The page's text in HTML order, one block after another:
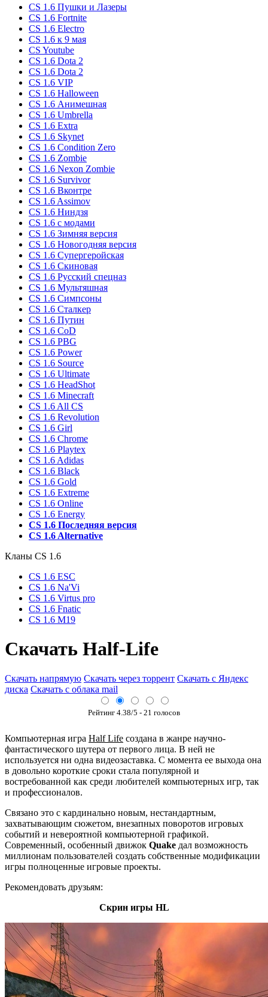
CS 1.6 Пушки и Лазеры
CS 1.6 Fortnite
CS 1.6 Electro
CS 1.6 к 9 мая
CS Youtube
CS 1.6 Dota 2
CS 1.6 Dota 2
CS 1.6 VIP
CS 1.6 Halloween
CS 1.6 Анимешная
CS 1.6 Umbrella
CS 1.6 Extra
CS 1.6 Skynet
CS 1.6 Condition Zero
CS 1.6 Zombie
CS 1.6 Nexon Zombie
CS 1.6 Survivor
CS 1.6 Вконтре
CS 1.6 Assimov
CS 1.6 Ниндзя
CS 1.6 с модами
CS 1.6 Зимняя версия
CS 1.6 Новогодняя версия
CS 1.6 Супергеройская
CS 1.6 Скиновая
CS 1.6 Русский спецназ
CS 1.6 Мультяшная
CS 1.6 Симпсоны
CS 1.6 Сталкер
CS 1.6 Путин
CS 1.6 CoD
CS 1.6 PBG
CS 1.6 Power
CS 1.6 Source
CS 1.6 Ultimate
CS 1.6 HeadShot
CS 1.6 Minecraft
CS 1.6 All CS
CS 1.6 Revolution
CS 1.6 Girl
CS 1.6 Chrome
CS 1.6 Playtex
CS 1.6 Adidas
CS 1.6 Black
CS 1.6 Gold
CS 1.6 Extreme
CS 1.6 Online
CS 1.6 Energy
CS 1.6 Последняя версия
CS 1.6 Alternative
Кланы СS 1.6
CS 1.6 ESC
CS 1.6 Na'Vi
CS 1.6 Virtus pro
CS 1.6 Fnatic
CS 1.6 M19
Скачать Half-Life
Скачать напрямую Скачать через торрент Скачать с Яндекс
диска Скачать с облака mail
Рейтинг 4.38/5 - 21 голосов
Компьютерная игра Half Life создана в жанре научно-
фантастического шутера от первого лица. В ней не
используется ни одна видеозаставка. С момента ее выхода она
в довольно короткие сроки стала популярной и
востребованной как среди любителей компьютерных игр, так
и профессионалов.
Связано это с кардинально новым, нестандартным,
захватывающим сюжетом, внезапных поворотов игровых
событий и невероятной компьютерной графикой.
Современный, особенный движок Quake дал возможность
миллионам пользователей создать собственные модификации
игры полноценные игровые проекты.
Рекомендовать друзьям:
Скрин игры HL